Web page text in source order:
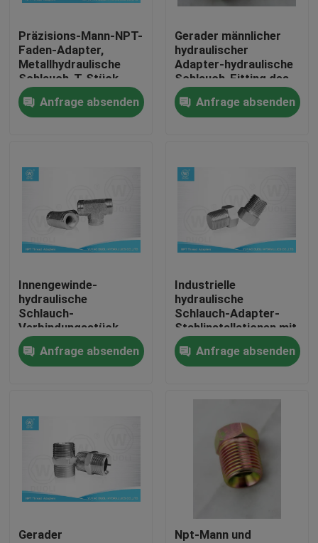
Produkte
Über uns
Qualitätskontrolle
Treten Sie mit uns in Verbindung
Hydraulische Schlauch-Endpassstücke
hydraulische Schlauchzwingeninstallationen
Präzisions-Mann-NPT-
Faden-Adapter,
Metallhydraulische
Schlauch-T-Stück
Verbindungsstücke
Anfrage absenden
Gerader männlicher
hydraulischer
Adapter-hydraulische
Schlauch-Fitting des
Kohlenstoffstahl-NPT
Anfrage absenden
Innengewinde-
hydraulische
Schlauch-
Verbindungsstück-
Installationen T-
STÜCK NPT mit
weißem verzinktem
Anfrage absenden
Industrielle
hydraulische
Schlauch-Adapter-
Stahlinstallationen mit
NPT-Stempel-Faden
Anfrage absenden
Gerader
Npt-Mann und